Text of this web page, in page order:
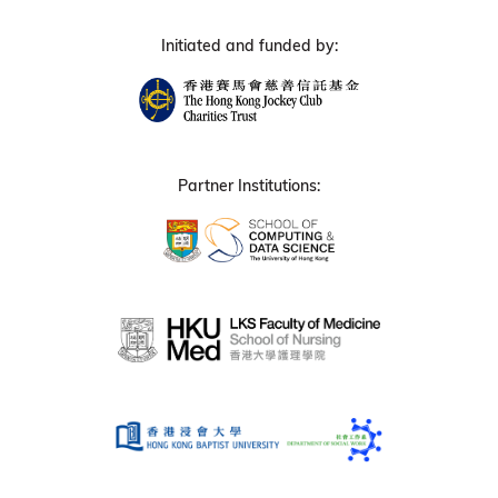
Initiated and funded by:
Partner Institutions: